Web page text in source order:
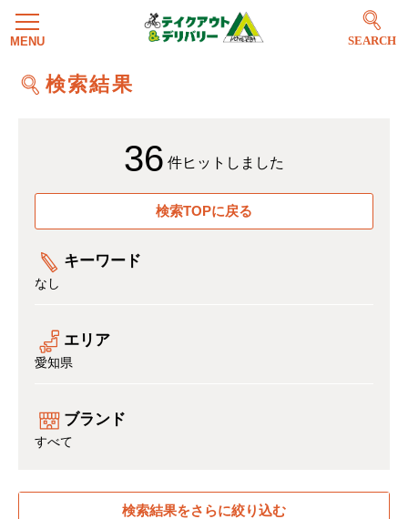
SEARCH
検索結果
36 件ヒットしました
検索TOPに戻る
キーワード
なし
エリア
愛知県
ブランド
すべて
検索結果をさらに絞り込む